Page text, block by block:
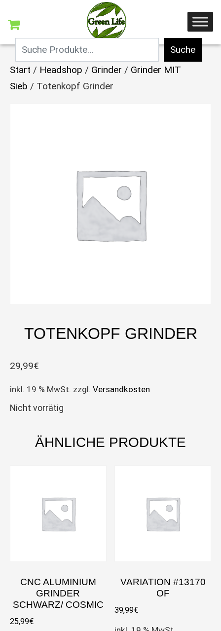
Suche
Start / Headshop / Grinder / Grinder MIT
Sieb / Totenkopf Grinder
TOTENKOPF GRINDER
29,99€
inkl. 19 % MwSt. zzgl. Versandkosten
Nicht vorrätig
ÄHNLICHE PRODUKTE
CNC ALUMINIUM
GRINDER
SCHWARZ/ COSMIC
25,99€
VARIATION #13170
OF
39,99€